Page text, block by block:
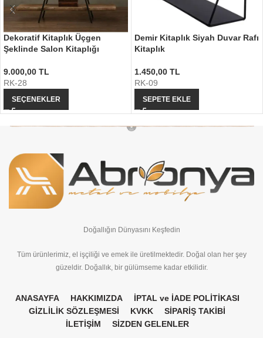
Dekoratif Kitaplık Üçgen
Şeklinde Salon Kitaplığı
9.000,00 TL
RK-28
SEÇENEKLER
Demir Kitaplık Siyah Duvar Rafı
Kitaplık
1.450,00 TL
RK-09
SEPETE EKLE
Doğallığın Dünyasını Keşfedin
Tüm ürünlerimiz, el işçiliği ve emek ile üretilmektedir. Doğal olan her şey
güzeldir. Doğallık, bir gülümseme kadar etkilidir.
ANASAYFA HAKKIMIZDA
İPTAL ve İADE POLİTİKASI
GİZLİLİK SÖZLEŞMESİ
KVKK
SİPARİŞ TAKİBİ
İLETİŞİM
SİZDEN GELENLER